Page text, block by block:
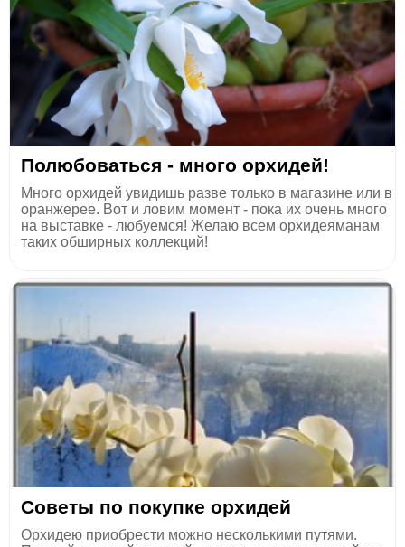
Полюбоваться - много орхидей!
Много орхидей увидишь разве только в магазине или в
оранжерее. Вот и ловим момент - пока их очень много
на выставке - любуемся! Желаю всем орхидеяманам
таких обширных коллекций!
Советы по покупке орхидей
Орхидею приобрести можно несколькими путями.